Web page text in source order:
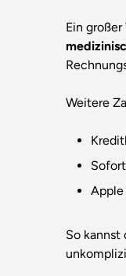
Ein
Weitere
Apple
So kannst